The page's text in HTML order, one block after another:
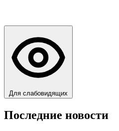
Для слабовидящих
Последние новости